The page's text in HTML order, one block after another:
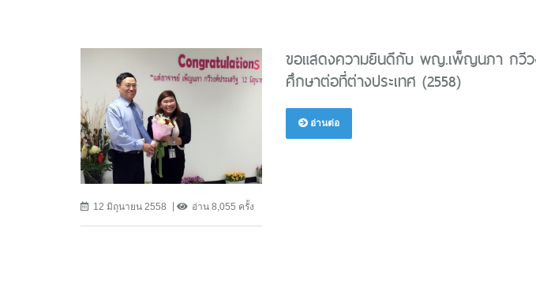
12 มิถุนายน 2558 อ่าน 8,055 ครั้ง
ขอแสดงความยินดีกับ พญ.เพ็ญนภา กวีว
ศึกษาต่อที่ต่างประเทศ (2558)
อ่านต่อ